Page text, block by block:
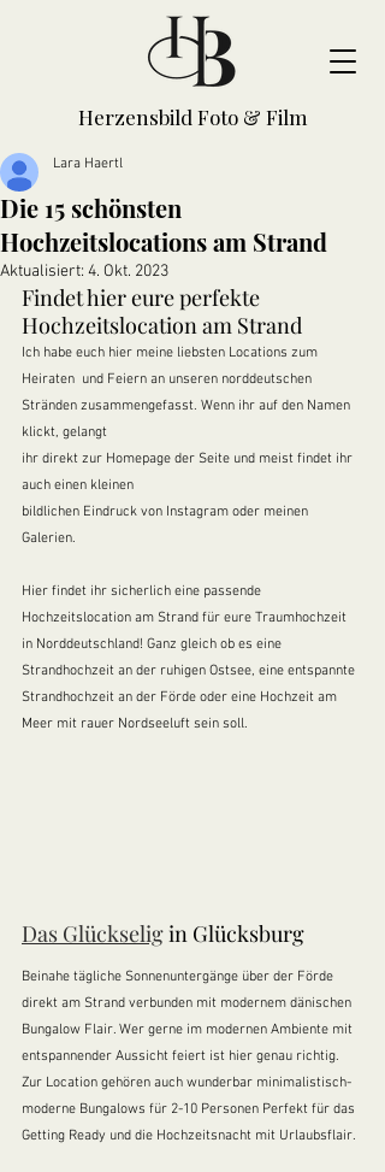
Herzensbild Foto & Film
Die 15 schönsten
Hochzeitslocations am Strand
Lara Haertl
Aktualisiert: 4. Okt. 2023
Findet hier eure perfekte
Hochzeitslocation am Strand
Ich habe euch hier meine liebsten Locations zum
Heiraten  und Feiern an unseren norddeutschen
Stränden zusammengefasst. Wenn ihr auf den Namen
klickt, gelangt
ihr direkt zur Homepage der Seite und meist findet ihr
auch einen kleinen
bildlichen Eindruck von Instagram oder meinen
Galerien.
Hier findet ihr sicherlich eine passende
Hochzeitslocation am Strand für eure Traumhochzeit
in Norddeutschland! Ganz gleich ob es eine
Strandhochzeit an der ruhigen Ostsee, eine entspannte
Strandhochzeit an der Förde oder eine Hochzeit am
Meer mit rauer Nordseeluft sein soll.
Das Glückselig in Glücksburg
Beinahe tägliche Sonnenuntergänge über der Förde
direkt am Strand verbunden mit modernem dänischen
Bungalow Flair. Wer gerne im modernen Ambiente mit
entspannender Aussicht feiert ist hier genau richtig.
Zur Location gehören auch wunderbar minimalistisch-
moderne Bungalows für 2-10 Personen Perfekt für das
Getting Ready und die Hochzeitsnacht mit Urlaubsflair.